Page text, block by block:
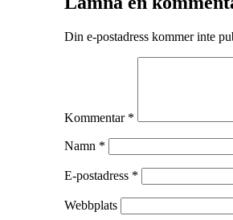
Din e-postadress kommer inte
Kommentar *
Namn *
E-postadress *
Webbplats